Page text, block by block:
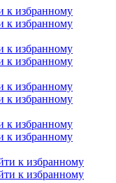
к избранному
к избранному
к избранному
к избранному
к избранному
к избранному
к избранному
к избранному
к избранному
к избранному